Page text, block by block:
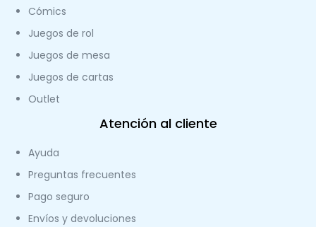
Cómics
Juegos de rol
Juegos de mesa
Juegos de cartas
Outlet
Atención al cliente
Ayuda
Preguntas frecuentes
Pago seguro
Envíos y devoluciones